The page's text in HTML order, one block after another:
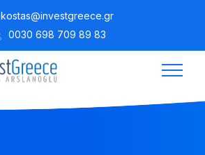
kostas@investgreece.gr
0030 698 709 89 83